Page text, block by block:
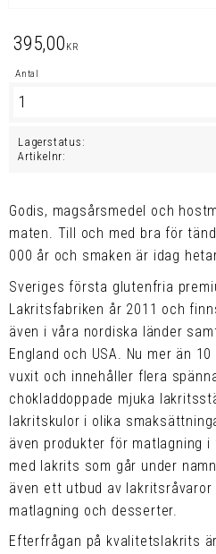
395,00 KR
Antal
Lagerstatus
Artikelnr
Godis, magsårsmedel och
maten. Till och med bra för
000 år och smaken är idag
Sveriges första glutenfria
Lakritsfabriken år 2011 och
även i våra nordiska länder
England och USA. Nu mer än
vuxit och innehåller flera
chokladdoppade mjuka
lakritskulor i olika
även produkter för matlagning
med lakrits som går under
även ett utbud av
matlagning och desserter.
Efterfrågan på kvalitetslakrits